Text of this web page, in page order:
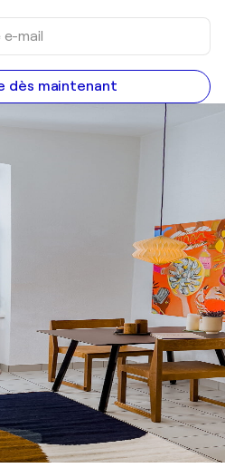
dès maintenant